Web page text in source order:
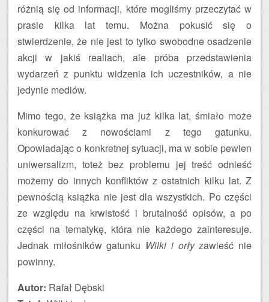
różnią się od informacji, które mogliśmy przeczytać w
prasie kilka lat temu. Można pokusić się o
stwierdzenie, że nie jest to tylko swobodne osadzenie
akcji w jakiś realiach, ale próba przedstawienia
wydarzeń z punktu widzenia ich uczestników, a nie
jedynie mediów.
Mimo tego, że książka ma już kilka lat, śmiało może
konkurować z nowościami z tego gatunku.
Opowiadając o konkretnej sytuacji, ma w sobie pewien
uniwersalizm, toteż bez problemu jej treść odnieść
możemy do innych konfliktów z ostatnich kilku lat. Z
pewnością książka nie jest dla wszystkich. Po części
ze względu na krwistość i brutalność opisów, a po
części na tematykę, która nie każdego zainteresuje.
Jednak miłośników gatunku Wilki i orłyzawieść nie
powinny.
Autor: Rafał Dębski